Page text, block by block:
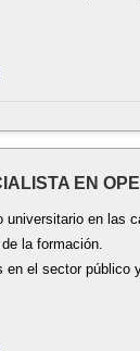
EN
universitario en las
la formación.
en el sector público